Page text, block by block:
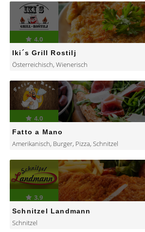
4.0
Iki´s Grill Rostilj
Österreichisch, Wienerisch
4.0
Fatto a Mano
Amerikanisch, Burger, Pizza, Schnitzel
3.9
Schnitzel Landmann
Schnitzel